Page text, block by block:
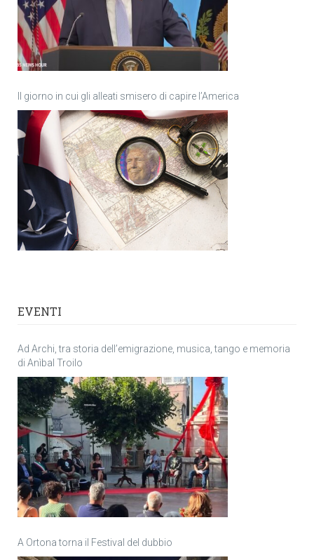
Il giorno in cui gli alleati smisero di capire l’America
EVENTI
Ad Archi, tra storia dell’emigrazione, musica, tango e memoria
di Anìbal Troilo
A Ortona torna il Festival del dubbio